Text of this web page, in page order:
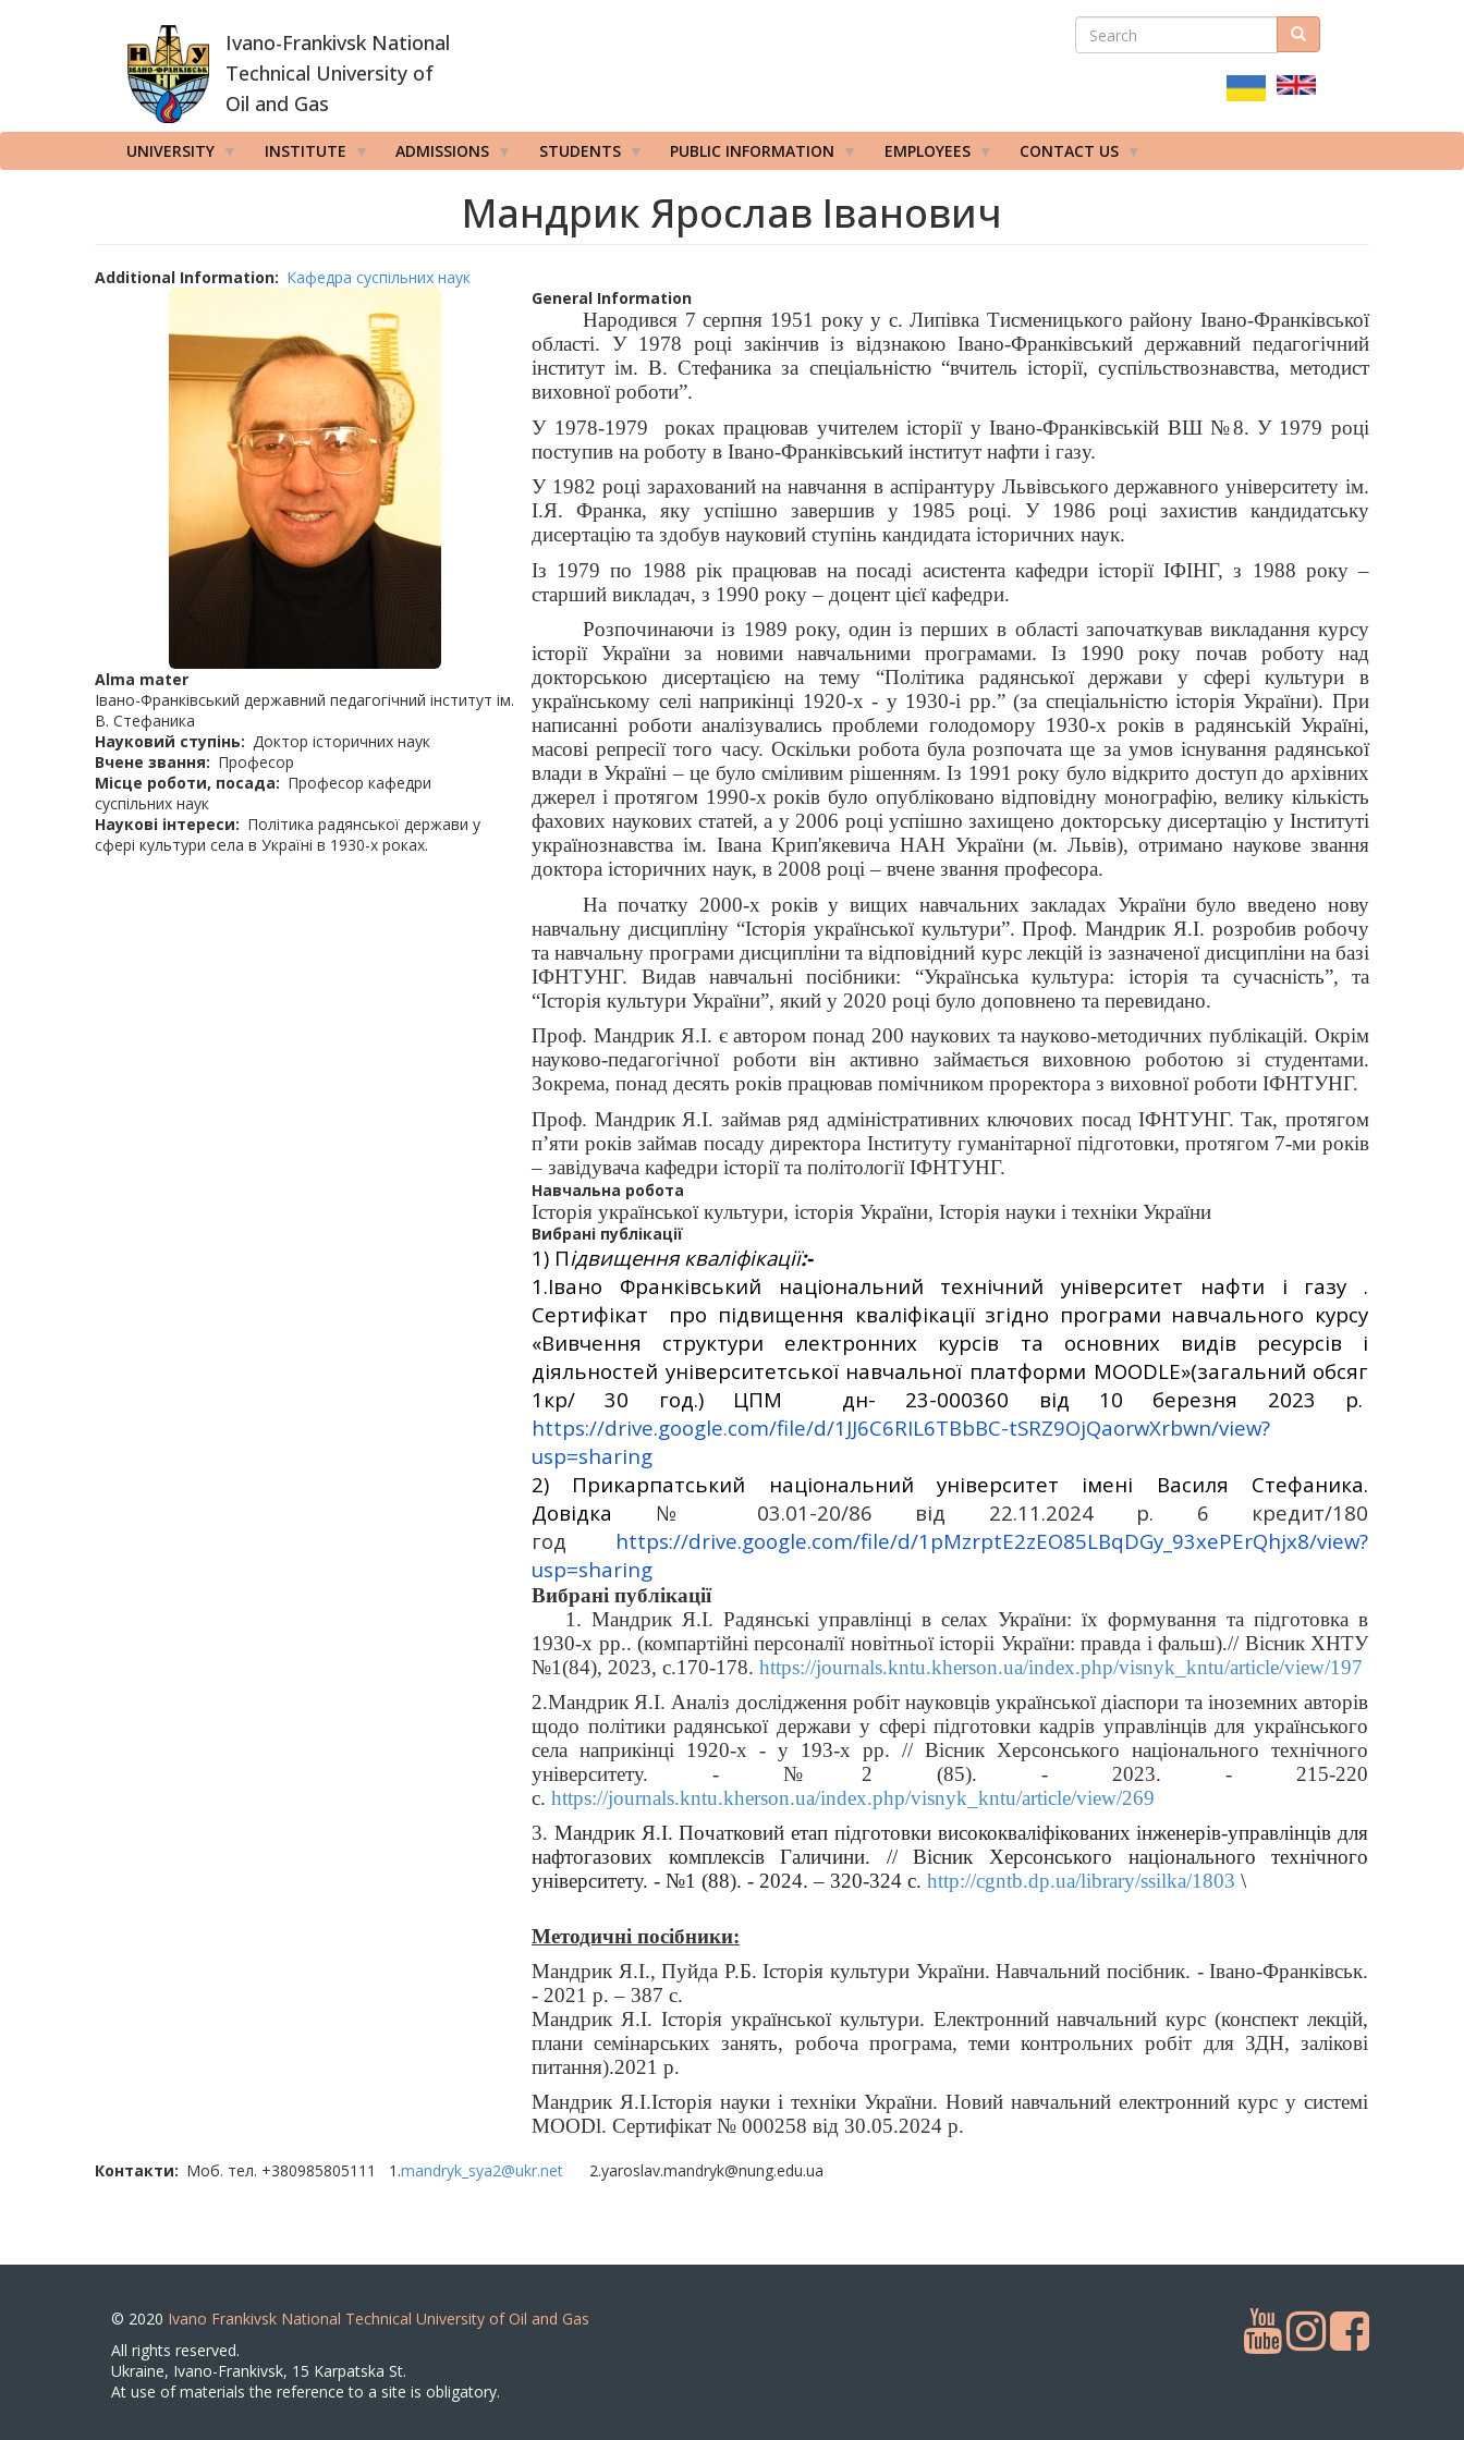
Ivano-Frankivsk National
Technical University of
Oil and Gas
ПОШУКОВА
SEARCH Search
UNIVERSITY INSTITUTE ADMISSIONS STUDENTS PUBLIC INFORMATION EMPLOYEES CONTACT US
Мандрик Ярослав Іванович
Additional Information Кафедра суспільних наук
Alma mater
Івано-Франківський державний педагогічний інститут ім.
В. Стефаника
Науковий ступінь
Доктор історичних наук
Вчене звання
Професор
Місце роботи, посада
Професор кафедри
суспільних наук
Наукові інтереси
Політика радянської держави у
сфері культури села в Україні в 1930-х роках.
General Information
Народився 7 серпня 1951 року у с. Липівка Тисменицького району Івано-Франківської
області. У 1978 році закінчив із відзнакою Івано-Франківський державний педагогічний
інститут ім. В. Стефаника за спеціальністю “вчитель історії, суспільствознавства, методист
виховної роботи”.
У 1978-1979 роках працював учителем історії у Івано-Франківській ВШ №8. У 1979 році
поступив на роботу в Івано-Франківський інститут нафти і газу.
У 1982 році зарахований на навчання в аспірантуру Львівського державного університету ім.
І.Я. Франка, яку успішно завершив у 1985 році. У 1986 році захистив кандидатську
дисертацію та здобув науковий ступінь кандидата історичних наук.
Із 1979 по 1988 рік працював на посаді асистента кафедри історії ІФІНГ, з 1988 року –
старший викладач, з 1990 року – доцент цієї кафедри.
Розпочинаючи із 1989 року, один із перших в області започаткував викладання курсу
історії України за новими навчальними програмами. Із 1990 року почав роботу над
докторською дисертацією на тему “Політика радянської держави у сфері культури в
українському селі наприкінці 1920-х - у 1930-і рр.” (за спеціальністю історія України). При
написанні роботи аналізувались проблеми голодомору 1930-х років в радянській Україні,
масові репресії того часу. Оскільки робота була розпочата ще за умов існування радянської
влади в Україні – це було сміливим рішенням. Із 1991 року було відкрито доступ до архівних
джерел і протягом 1990-х років було опубліковано відповідну монографію, велику кількість
фахових наукових статей, а у 2006 році успішно захищено докторську дисертацію у Інституті
українознавства ім. Івана Крип'якевича НАН України (м. Львів), отримано наукове звання
доктора історичних наук, в 2008 році – вчене звання професора.
На початку 2000-х років у вищих навчальних закладах України було введено нову
навчальну дисципліну “Історія української культури”. Проф. Мандрик Я.І. розробив робочу
та навчальну програми дисципліни та відповідний курс лекцій із зазначеної дисципліни на базі
ІФНТУНГ. Видав навчальні посібники: “Українська культура: історія та сучасність”, та
“Історія культури України”, який у 2020 році було доповнено та перевидано.
Проф. Мандрик Я.І. є автором понад 200 наукових та науково-методичних публікацій. Окрім
науково-педагогічної роботи він активно займається виховною роботою зі студентами.
Зокрема, понад десять років працював помічником проректора з виховної роботи ІФНТУНГ.
Проф. Мандрик Я.І. займав ряд адміністративних ключових посад ІФНТУНГ. Так, протягом
п’яти років займав посаду директора Інституту гуманітарної підготовки, протягом 7-ми років
– завідувача кафедри історії та політології ІФНТУНГ.
Навчальна робота
Історія української культури, історія України, Історія науки і техніки України
Вибрані публікації
1) Підвищення кваліфікації:-
1.Івано Франківський національний технічний університет нафти і газу .
Сертифікат про підвищення кваліфікації згідно програми навчального курсу
«Вивчення структури електронних курсів та основних видів ресурсів і
діяльностей університетської навчальної платформи MOODLE»(загальний обсяг
1кр/ 30 год.) ЦПМ дн- 23-000360 від 10 березня 2023 р.
https://drive.google.com/file/d/1JJ6C6RIL6TBbBC-tSRZ9OjQaorwXrbwn/view?
usp=sharing
2) Прикарпатський національний університет імені Василя Стефаника.
Довідка № 03.01-20/86 від 22.11.2024 р. 6 кредит/180
год https://drive.google.com/file/d/1pMzrptE2zEO85LBqDGy_93xePErQhjx8/view?
usp=sharing
Вибрані публікації
1. Мандрик Я.І. Радянські управлінці в селах України: їх формування та підготовка в
1930-х рр.. (компартійні персоналії новітньої історіі України: правда і фальш).// Вісник ХНТУ
№1(84), 2023, с.170-178.https://journals.kntu.kherson.ua/index.php/visnyk_kntu/article/view/197
2.Мандрик Я.І. Аналіз дослідження робіт науковців української діаспори та іноземних авторів
щодо політики радянської держави у сфері підготовки кадрів управлінців для українського
села наприкінці 1920-х - у 193-х рр. // Вісник Херсонського національного технічного
університету. - №2 (85). - 2023. - 215-220
с.https://journals.kntu.kherson.ua/index.php/visnyk_kntu/article/view/269
3. Мандрик Я.І. Початковий етап підготовки висококваліфікованих інженерів-управлінців для
нафтогазових комплексів Галичини. // Вісник Херсонського національного технічного
університету. - №1 (88). - 2024. – 320-324 с. http://cgntb.dp.ua/library/ssilka/1803 \
Методичні посібники:
Мандрик Я.І., Пуйда Р.Б. Історія культури України. Навчальний посібник. -Івано-Франківськ.
- 2021 р. – 387 с.
Мандрик Я.І. Історія української культури. Електронний навчальний курс (конспект лекцій,
плани семінарських занять, робоча програма, теми контрольних робіт для ЗДН, залікові
питання).2021 р.
Мандрик Я.І.Історія науки і техніки України. Новий навчальний електронний курс у системі
МOODl. Сертифікат № 000258 від 30.05.2024 р.
Контакти Моб. тел. +380985805111 1.mandryk_sya2@ukr.net 2.yaroslav.mandryk@nung.edu.ua
© 2020 Ivano Frankivsk National Technical University of Oil and Gas
All rights reserved.
Ukraine, Ivano-Frankivsk, 15 Karpatska St.
At use of materials the reference to a site is obligatory.